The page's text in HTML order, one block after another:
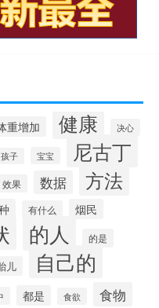
重增加 健康 决心
孩子 宝宝 尼古丁
效果 数据 方法
有什么 烟民
的人 的是
儿 自己的
都是 食欲 食物